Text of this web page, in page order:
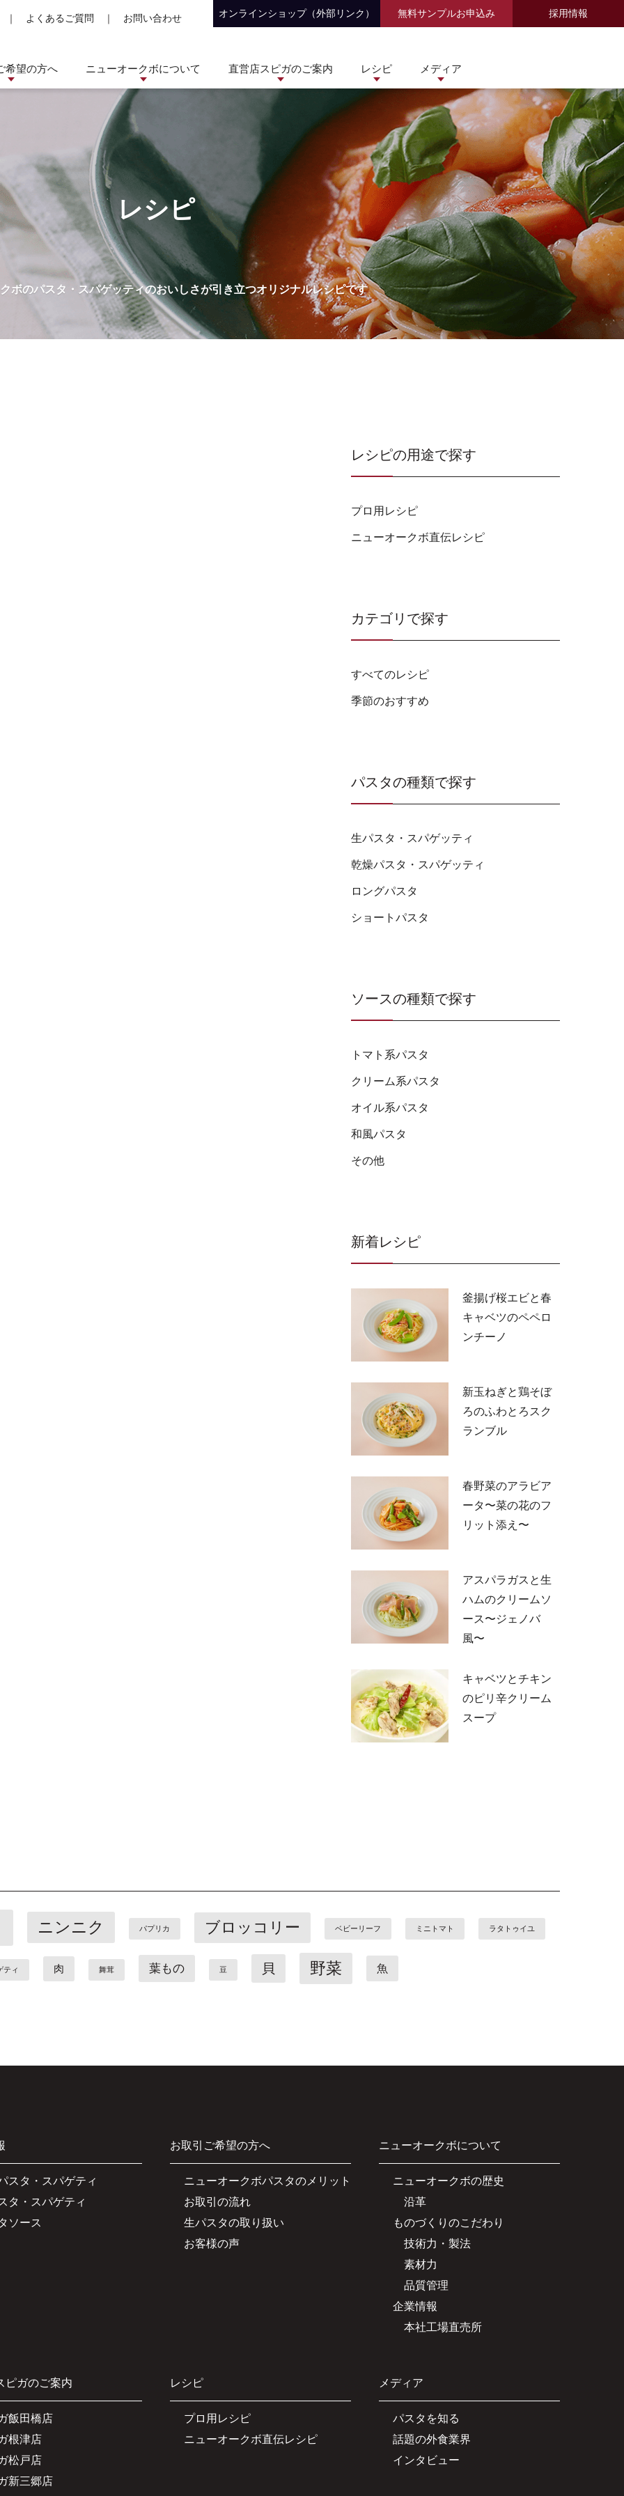
よくあるご質問 お問い合わせ オンラインショップ（外部リンク） 無料サンプルお申込み 採用情報
希望の方へ ニューオークボについて 直営店スピガのご案内 レシピ メディア
レシピ
ボのパスタ・スパゲッティのおいしさが引き立つオリジナルレシピです
レシピの用途で探す
プロ用レシピ
ニューオークボ直伝レシピ
カテゴリで探す
すべてのレシピ
季節のおすすめ
パスタの種類で探す
生パスタ・スパゲッティ
乾燥パスタ・スパゲッティ
ロングパスタ
ショートパスタ
ソースの種類で探す
トマト系パスタ
クリーム系パスタ
オイル系パスタ
和風パスタ
その他
新着レシピ
釜揚げ桜エビと春
キャベツのペペロ
ンチーノ
新玉ねぎと鶏そぼ
ろのふわとろスク
ランブル
春野菜のアラビア
ータ〜菜の花のフ
リット添え〜
アスパラガスと生
ハムのクリームソ
ース〜ジェノバ
風〜
キャベツとチキン
のピリ辛クリーム
スープ
ニンニク パプリカ ブロッコリー ベビーリーフ ミニトマト ラタトゥイユ
ティ 肉 舞茸 葉もの 豆 貝 野菜 魚
スタ・スパゲティ
タ・スパゲティ
ソース
お取引ご希望の方へ
ニューオークボパスタのメリット
お取引の流れ
生パスタの取り扱い
お客様の声
ニューオークボについて
ニューオークボの歴史
沿革
ものづくりのこだわり
技術力・製法
素材力
品質管理
企業情報
本社工場直売所
ピガのご案内
飯田橋店
根津店
松戸店
新三郷店
レシピ
プロ用レシピ
ニューオークボ直伝レシピ
メディア
パスタを知る
話題の外食業界
インタビュー